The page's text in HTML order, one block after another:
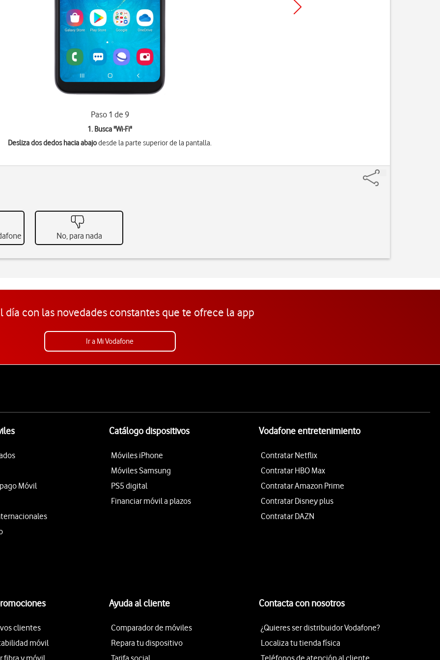
Paso 1 de 9
1. Busca "Wi-Fi"
Desliza dos dedos hacia abajodesde la parte superior de la pantalla.
No, para nada
día con las novedades constantes que te ofrece la app
Ir a Mi Vodafone
Móvil
Catálogo dispositivos
Móviles iPhone
Móviles Samsung
PS5 digital
Financiar móvil a plazos
Vodafone entretenimiento
Contratar Netflix
Contratar HBO Max
Contratar Amazon Prime
Contratar Disney plus
Contratar DAZN
clientes
móvil
fibra y móvil
Ayuda al cliente
Comparador de móviles
Repara tu dispositivo
Tarifa social
Contacta con nosotros
¿Quieres ser distribuidor Vodafone?
Localiza tu tienda física
Teléfonos de atención al cliente